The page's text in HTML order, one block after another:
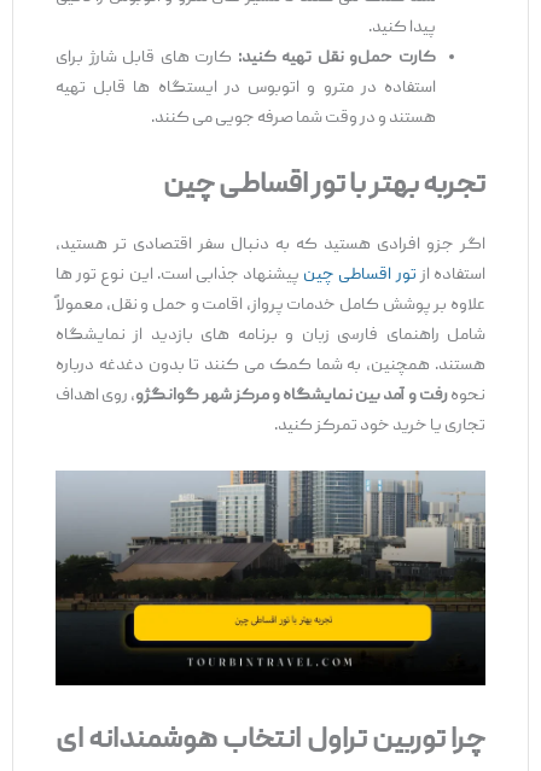
پیدا کنید.
کارت حمل‌و نقل تهیه کنید:کارت‌ های قابل شارژ برای
استفاده در مترو و اتوبوس در ایستگاه‌ ها قابل تهیه
هستند و در وقت شما صرفه‌ جویی می ‌کنند.
تجربه بهتر با تور اقساطی چین
اگر جزو افرادی هستید که به‌ دنبال سفر اقتصادی ‌تر هستید،
استفاده از تور اقساطی چینپیشنهاد جذابی است. این نوع تور ها
علاوه ‌بر پوشش کامل خدمات پرواز، اقامت و حمل ‌و نقل، معمولاً
شامل راهنمای فارسی‌ زبان و برنامه‌ های بازدید از نمایشگاه
هستند. همچنین، به شما کمک می ‌کنند تا بدون دغدغه درباره
نحوهرفت ‌و آمد بین نمایشگاه و مرکز شهر گوانگژو، روی اهداف
تجاری یا خرید خود تمرکز کنید.
چرا توربین تراول انتخاب هوشمندانه‌ای